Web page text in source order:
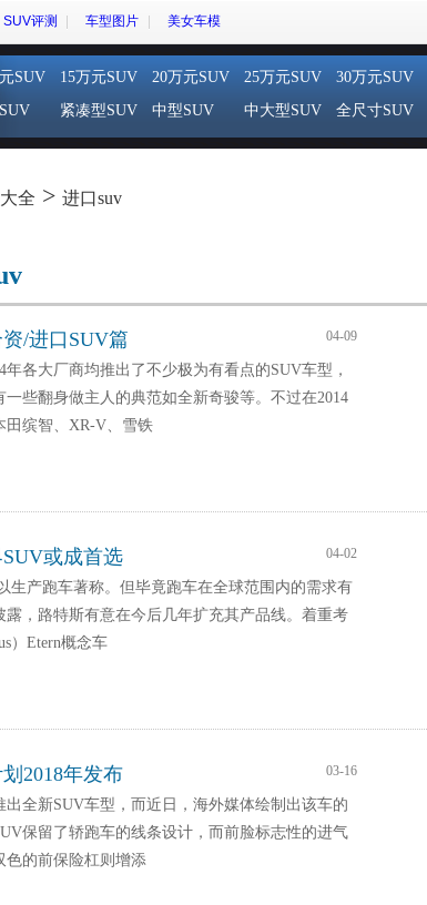
SUV评测 车型图片 美女车模
SUV 15万元SUV 20万元SUV 25万元SUV 30万元SUV
紧凑型SUV 中型SUV 中大型SUV 全尺寸SUV
全 > 进口suv
04-09
/进口SUV篇
各大厂商均推出了不少极为有看点的SUV车型，
些翻身做主人的典范如全新奇骏等。不过在2014
田缤智、XR-V、雪铁
04-02
或成首选
生产跑车著称。但毕竟跑车在全球范围内的需求有
，路特斯有意在今后几年扩充其产品线。着重考
）Etern概念车
03-16
2018年发布
全新SUV车型，而近日，海外媒体绘制出该车的
保留了轿跑车的线条设计，而前脸标志性的进气
色的前保险杠则增添